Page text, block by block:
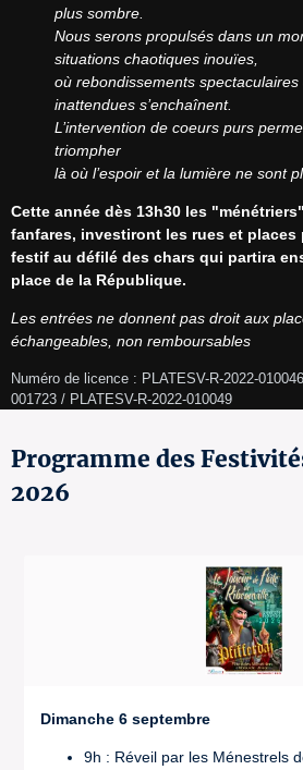
plus sombre.
Nous serons propulsés dans un
situations chaotiques inouïes,
où rebondissements spectaculaires
inattendues s’enchaînent.
L’intervention de coeurs purs
triompher
là où l’espoir et la lumière ne sont
Cette année dès 13h30 les
fanfares, investiront les rues et
festif au défilé des chars qui partira
place de la République.
Les entrées ne donnent pas droit aux
échangeables, non remboursables
Numéro de licence : PLATESV-R-2022-
001723 / PLATESV-R-2022-010049
Programme des
2026
Dimanche 6 septembre
9h : Réveil par les Ménestrels